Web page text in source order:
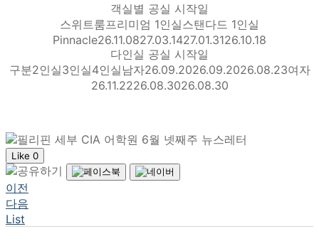
객실별 공실 시작일
스위트룸프리미엄 1인실스탠다드 1인실
Pinnacle26.11.0827.03.1427.01.3126.10.18
다인실 공실 시작일
구분2인실3인실4인실남자26.09.2026.09.2026.08.23여자
26.11.2226.08.3026.08.30
Like 0
이전
다음
List